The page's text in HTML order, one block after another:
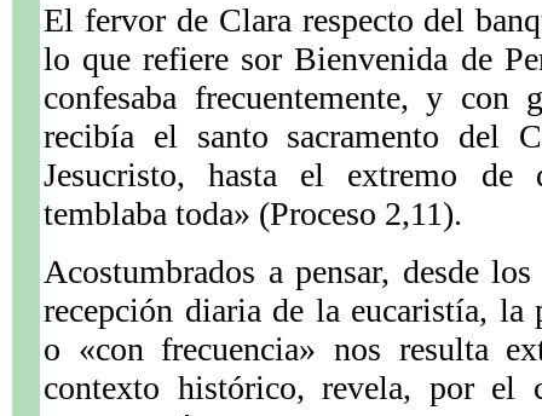
El fervor de Clara respecto del
lo que refiere sor Bienvenida de
confesaba frecuentemente, y
recibía el santo sacramento del
Jesucristo, hasta el extremo de
temblaba toda» (Proceso 2,11).
Acostumbrados a pensar, desde
recepción diaria de la eucaristía, la
o «con frecuencia» nos resulta
contexto histórico, revela, por el